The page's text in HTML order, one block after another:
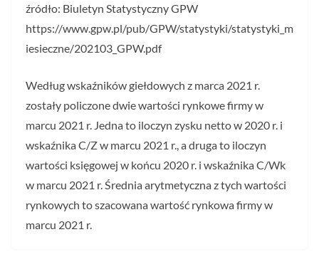
źródło: Biuletyn Statystyczny GPW
https://www.gpw.pl/pub/GPW/statystyki/statystyki_m
iesieczne/202103_GPW.pdf
Według wskaźników giełdowych z marca 2021 r.
zostały policzone dwie wartości rynkowe firmy w
marcu 2021 r. Jedna to iloczyn zysku netto w 2020 r. i
wskaźnika C/Z w marcu 2021 r., a druga to iloczyn
wartości księgowej w końcu 2020 r. i wskaźnika C/Wk
w marcu 2021 r. Średnia arytmetyczna z tych wartości
rynkowych to szacowana wartość rynkowa firmy w
marcu 2021 r.